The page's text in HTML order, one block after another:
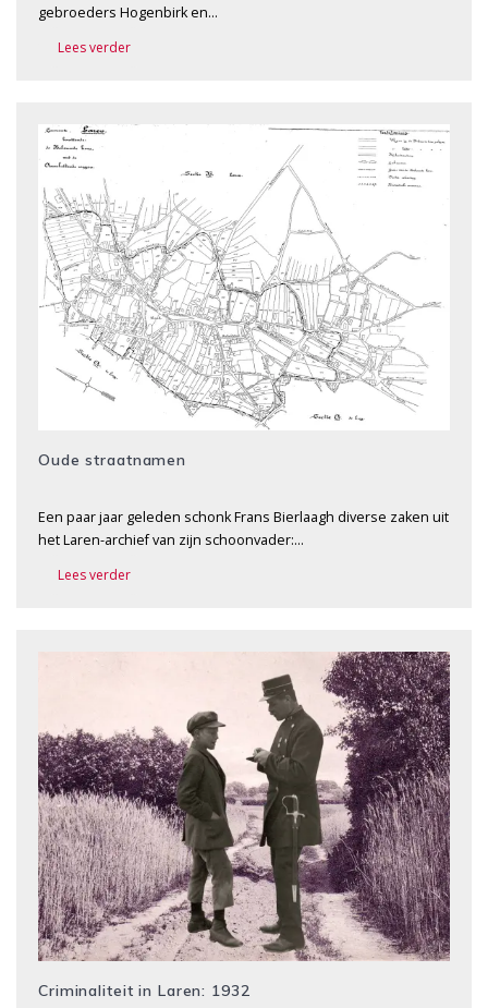
gebroeders Hogenbirk en…
Lees verder
Oude straatnamen
Een paar jaar geleden schonk Frans Bierlaagh diverse zaken uit
het Laren-archief van zijn schoonvader:…
Lees verder
Criminaliteit in Laren: 1932